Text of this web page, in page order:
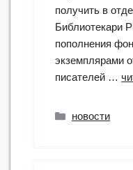
получить в
Библиотекари
пополнения
экземплярами
писателей …
Рубрики
новости